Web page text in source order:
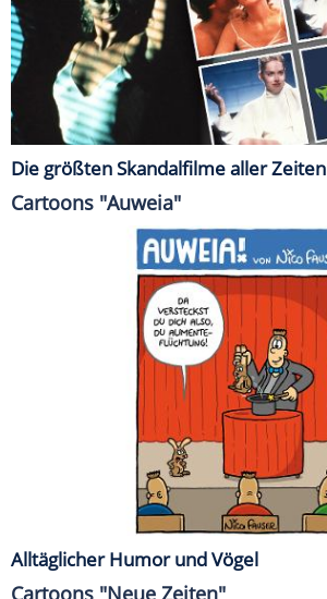
Die größten Skandalfilme aller Zeiten
Cartoons "Auweia"
Alltäglicher Humor und Vögel